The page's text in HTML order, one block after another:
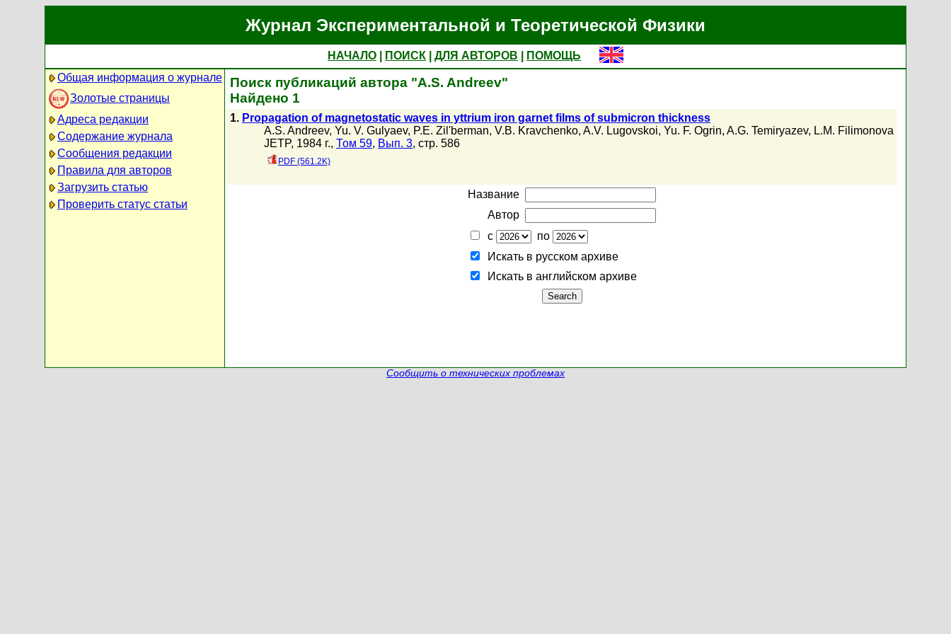
Журнал Экспериментальной и Теоретической Физики
НАЧАЛО ПОИСК ДЛЯ АВТОРОВ
ПОМОЩЬ
Общая информация о журнале
Золотые страницы
Адреса редакции
Содержание журнала
Сообщения редакции
Правила для авторов
Загрузить статью
Проверить статус статьи
Поиск публикаций автора "A.S. Andreev"
Найдено 1
1. Propagation of magnetostatic waves in yttrium iron garnet films of submicron thickness
A.S. Andreev, Yu. V. Gulyaev, P.E. Zil'berman, V.B. Kravchenko, A.V. Lugovskoi, Yu. F. Ogrin, A.G. Temiryazev, L.M. Filimonova
JETP, 1984 г., Том 59, Вып. 3, стр. 586
PDF (561.2K)
Название
Автор
с
по
Искать в русском архиве
Искать в английском архиве
Сообщить о технических проблемах